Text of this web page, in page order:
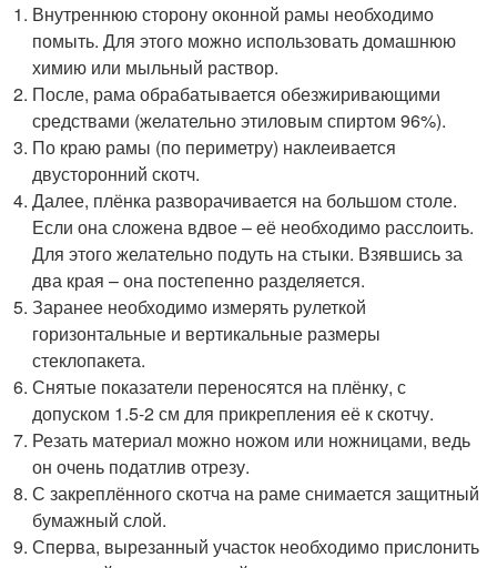
Внутреннюю сторону оконной рамы необходимо
помыть. Для этого можно использовать домашнюю
химию или мыльный раствор.
После, рама обрабатывается обезжиривающими
средствами (желательно этиловым спиртом 96%).
По краю рамы (по периметру) наклеивается
двусторонний скотч.
Далее, плёнка разворачивается на большом столе.
Если она сложена вдвое – её необходимо расслоить.
Для этого желательно подуть на стыки. Взявшись за
два края – она постепенно разделяется.
Заранее необходимо измерять рулеткой
горизонтальные и вертикальные размеры
стеклопакета.
Снятые показатели переносятся на плёнку, с
допуском 1.5-2 см для прикрепления её к скотчу.
Резать материал можно ножом или ножницами, ведь
он очень податлив отрезу.
С закреплённого скотча на раме снимается защитный
бумажный слой.
Сперва, вырезанный участок необходимо прислонить